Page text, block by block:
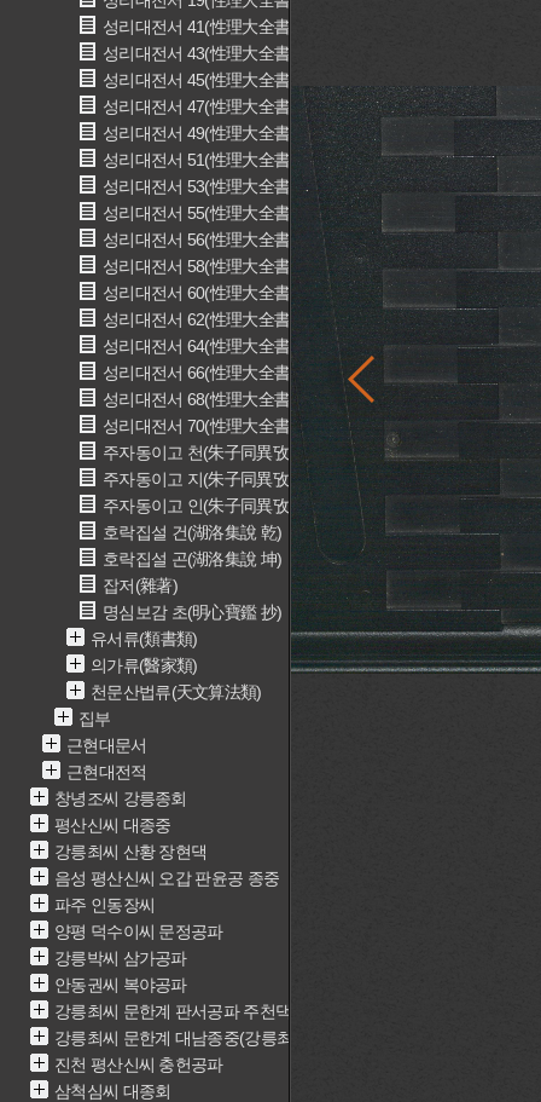
성리대전서 41(性理大全書 41)
성리대전서 43(性理大全書 43)
성리대전서 45(性理大全書 45)
성리대전서 47(性理大全書 47)
성리대전서 49(性理大全書 49)
성리대전서 51(性理大全書 51)
성리대전서 53(性理大全書 53)
성리대전서 55(性理大全書 55)
성리대전서 56(性理大全書 56)
성리대전서 58(性理大全書 58)
성리대전서 60(性理大全書 60)
성리대전서 62(性理大全書 62)
성리대전서 64(性理大全書 64)
성리대전서 66(性理大全書 66)
성리대전서 68(性理大全書 68)
성리대전서 70(性理大全書 70)
주자동이고 천(朱子同異攷 天)
주자동이고 지(朱子同異攷 地)
주자동이고 인(朱子同異攷 人)
호락집설 건(湖洛集說 乾)
호락집설 곤(湖洛集說 坤)
잡저(雜著)
명심보감 초(明心寶鑑 抄)
유서류(類書類)
의가류(醫家類)
천문산법류(天文算法類)
집부
근현대문서
근현대전적
창녕조씨 강릉종회
평산신씨 대종중
강릉최씨 산황 장현댁
음성 평산신씨 오갑 판윤공 종중
파주 인동장씨
양평 덕수이씨 문정공파
강릉박씨 삼가공파
안동권씨 복야공파
강릉최씨 문한계 판서공파 주천댁(최근중)
강릉최씨 문한계 대남종중(강릉최씨 문한계 재실)
진천 평산신씨 충헌공파
삼척심씨 대종회